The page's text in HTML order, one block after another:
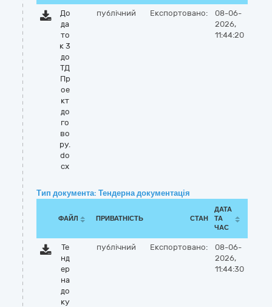
До
да
то
к 3
до
ТД
Пр
ое
кт
до
го
во
ру.
do
cx
публічний Експортовано:
08-06-
2026,
11:44:20
Тип документа: Тендерна документація
ФАЙЛ ПРИВАТНІСТЬ СТАН
ДАТА
ТА
ЧАС
Те
нд
ер
на
до
ку
публічний Експортовано:
08-06-
2026,
11:44:30